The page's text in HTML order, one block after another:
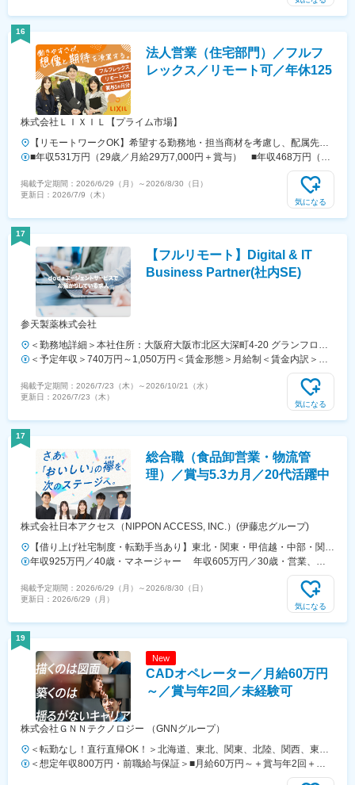
16
法人営業（住宅部門）／フルフ
レックス／リモート可／年休125
株式会社ＬＩＸＩＬ【プライム市場】
【リモートワークOK】希望する勤務地・担当商材を考慮し、配属先を
決定します。＜募集勤務地・募集職種＞■ルート営業・北海道（旭川
市）・青森（八戸市）・山形（山形市）・長野（長野市）・茨城（つく
ば市）・東京（世田谷／上野）・静岡（静岡市／浜松市）・愛知（岡崎
市／）・三重（津市）・大阪（大阪市淀川区）・広島（広島市）・愛媛
任地はご応募エリアでの配属となります。※異動については、勤務地の
ご希望を考慮の上決定いたします。受動喫煙防止対策あり
■年収531万円（29歳／月給29万7,000円＋賞与） ■年収468万円（26
掲載予定期間： 2026/6/29（月） ～2026/8/30（日）
更新日： 2026/7/9（木）
気になる
17
【フルリモート】Digital & IT
Business Partner(社内SE)
参天製薬株式会社
＜勤務地詳細＞本社住所：大阪府大阪市北区大深町4-20 グランフロン
ト大阪タワーA25F勤務地最寄駅：JR各線／大阪駅受動喫煙対策：屋内
全面禁煙変更の範囲：会社の定める事業所（リモートワーク含む）
＜予定年収＞740万円～1,050万円＜賃金形態＞月給制＜賃金内訳＞月
額（基本給）：540,000円～770,000円＜月給＞540,000円～770,000円
＜昇給有無＞有＜残業手当＞有＜給与補足＞※経験・能力等を考慮の
上、当社規定により決定します。■賞与：年1回支給■基本給改定：年1
掲載予定期間： 2026/7/23（木） ～2026/10/21（水）
更新日： 2026/7/23（木）
気になる
17
総合職（食品卸営業・物流管
理）／賞与5.3カ月／20代活躍中
株式会社日本アクセス（NIPPON ACCESS, INC.）(伊藤忠グループ)
【借り上げ社宅制度・転勤手当あり】東北・関東・甲信越・中部・関
西・中四国・九州での全国拠点が対象です！※勤務エリアについては選
考内で確認を行います。※将来的に国内各拠点への転勤の可能性があり
ます。※借り上げ社宅制度あり※リモートワーク可（週1回まで）
年収925万円／40歳・マネージャー 年収605万円／30歳・営業、物
掲載予定期間： 2026/6/29（月） ～2026/8/30（日）
更新日： 2026/6/29（月）
気になる
19
New
CADオペレーター／月給60万円
～／賞与年2回／未経験可
株式会社ＧＮＮテクノロジー （GNNグループ）
＜転勤なし！直行直帰OK！＞北海道、東北、関東、北陸、関西、東
海、中国、四国、九州、沖縄の各プロジェクト先★希望勤務地・通勤時
間を考慮いたします！★直行直帰OK★U・Iターン歓迎！住宅手当あり
＜想定年収800万円・前職給与保証＞■月給60万円～＋賞与年2回＋各
種手当※これまでの経験・スキル・年齢を考慮して、決定いたします※